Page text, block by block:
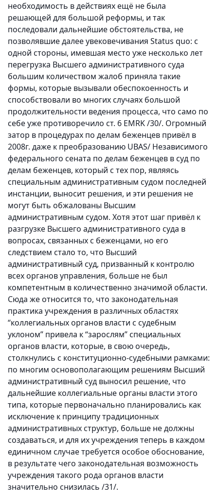
необходимость в действиях ещё не была
решающей для большой реформы, и так
последовали дальнейшие обстоятельства, не
позволявшие далее увековечивания Status quo: с
одной стороны, имевшая место уже несколько лет
перегрузка Высшего административного суда
большим количеством жалоб приняла такие
формы, которые вызывали обеспокоенность и
способствовали во многих случаях большой
продолжительности ведения процесса, что само по
себе уже противоречило ст. 6 EMRK /30/. Огромный
затор в процедурах по делам беженцев привёл в
2008г. даже к преобразованию UBAS/ Независимого
федерального сената по делам беженцев в суд по
делам беженцев, который с тех пор, являясь
специальным административным судом последней
инстанции, выносит решения, и эти решения не
могут быть обжалованы Высшим
административным судом. Хотя этот шаг привёл к
разгрузке Высшего административного суда в
вопросах, связанных с беженцами, но его
следствием стало то, что Высший
административный суд, призванный к контролю
всех органов управления, больше не был
компетентным в количественно значимой области.
Сюда же относится то, что законодательная
практика учреждения в различных областях
“коллегиальных органов власти с судебным
уклоном” привела к “зарослям” специальных
органов власти, которые, в свою очередь,
столкнулись с конституционно-судебными рамками:
по многим основополагающим решениям Высший
административный суд выносил решение, что
дальнейшие коллегиальные органы власти этого
типа, которые первоначально планировались как
исключение к принципу традиционных
административных структур, больше не должны
создаваться, и для их учреждения теперь в каждом
единичном случае требуется особое обоснование,
в результате чего законодательная возможность
учреждения такого рода органов власти
значительно снизилась /31/.